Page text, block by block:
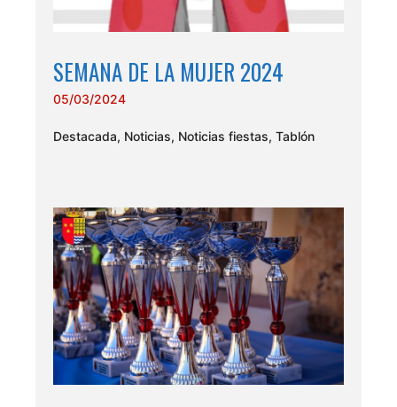
SEMANA DE LA MUJER 2024
05/03/2024
Destacada, Noticias, Noticias fiestas, Tablón